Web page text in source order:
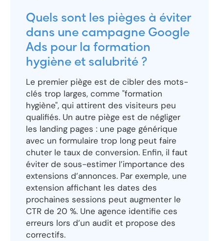
Quels sont les pièges à éviter
dans une campagne Google
Ads pour la formation
hygiène et salubrité ?
Le premier piège est de cibler des mots-
clés trop larges, comme "formation
hygiène", qui attirent des visiteurs peu
qualifiés. Un autre piège est de négliger
les landing pages : une page générique
avec un formulaire trop long peut faire
chuter le taux de conversion. Enfin, il faut
éviter de sous-estimer l’importance des
extensions d’annonces. Par exemple, une
extension affichant les dates des
prochaines sessions peut augmenter le
CTR de 20 %. Une agence identifie ces
erreurs lors d’un audit et propose des
correctifs.